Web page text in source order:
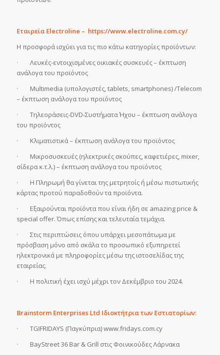
Εταιρεία Electroline – https://www.electroline.com.cy/
Η προσφορά ισχύει για τις πιο κάτω κατηγορίες προϊόντων:
· Λευκές-εντοιχισμένες οικιακές συσκευές – έκπτωση
ανάλογα του προϊόντος
· Multimedia (υπολογιστές, tablets, smartphones) /Telecom
– έκπτωση ανάλογα του προϊόντος
· Τηλεοράσεις-DVD-Συστήματα Ήχου – έκπτωση ανάλογα
του προϊόντος
· Κλιματιστικά – έκπτωση ανάλογα του προϊόντος
· Μικροσυσκευές (ηλεκτρικές σκούπες, καφετιέρες, mixer,
σίδερα κ.τ.λ.) – έκπτωση ανάλογα του προϊόντος
· Η Πληρωμή θα γίνεται της μετρητοίς ή μέσω πιστωτικής
κάρτας προτού παραδοθούν τα προϊόντα.
· Εξαιρούνται προϊόντα που είναι ήδη σε amazing price &
special offer. Όπως επίσης και τελευταία τεμάχια.
· Στις περιπτώσεις όπου υπάρχει μεσοπάτωμα με
πρόσβαση μόνο από σκάλα το προσωπικό εξυπηρετεί
ηλεκτρονικά με πληροφορίες μέσω της ιστοσελίδας της
εταιρείας.
· Η πολιτική έχει ισχύ μέχρι τον Δεκέμβριο του 2024.
Brainstorm Enterprises Ltd Ιδιοκτήτρια των Εστιατορίων:
· TGIFRIDAYS (Παγκύπρια) www.fridays.com.cy
· BayStreet 36 Bar & Grill στις Φοινικούδες Λάρνακα